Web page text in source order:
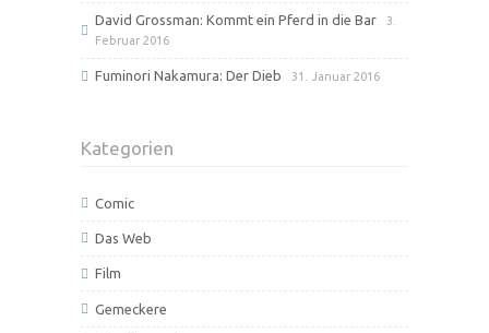
David Grossman: Kommt ein Pferd in die Bar
3.
Februar 2016
Fuminori Nakamura: Der Dieb 31. Januar 2016
Kategorien
Comic
Das Web
Film
Gemeckere